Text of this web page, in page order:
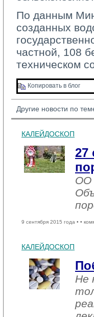
По данным
созданных
частной, 108
техническом
Копировать в блог
Другие новости по
КАЛЕЙДОСКОП
27
ОО
9 сентября 2015 года • •
КАЛЕЙДОСКОП
Не